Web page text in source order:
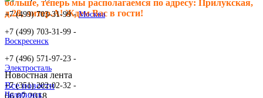
больше, теперь мы располагаемся по адресу: Прилукская,
д.28, литер.А! Ждем Вас в гости!
Новостная лента
Все новости
06.07.2018
+7 (499) 703-31-99 -Москва
+7 (499) 703-31-99 -
Воскресенск
+7 (496) 571-97-23 -
Электросталь
+7 (351) 202-02-32 -
Челябинск